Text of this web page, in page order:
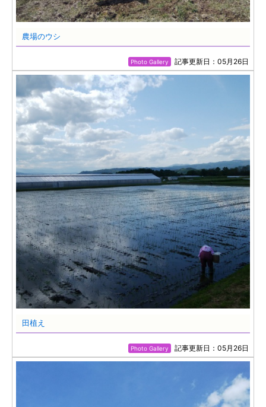
農場のウシ
Photo Gallery 記事更新日：05月26日
田植え
Photo Gallery 記事更新日：05月26日